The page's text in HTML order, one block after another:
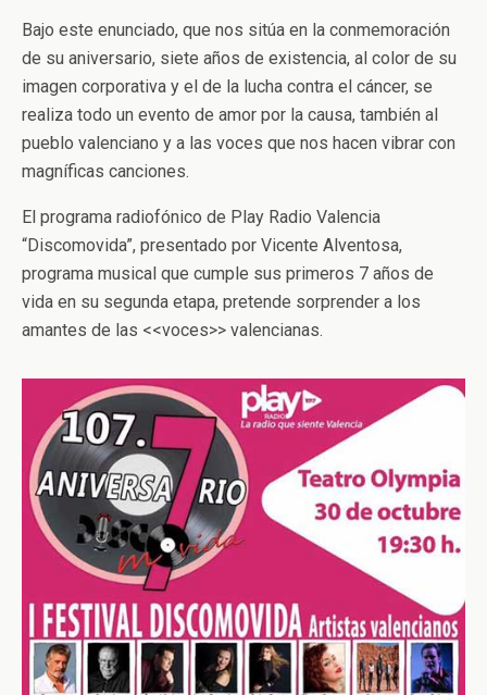
Bajo este enunciado, que nos sitúa en la conmemoración
de su aniversario, siete años de existencia, al color de su
imagen corporativa y el de la lucha contra el cáncer, se
realiza todo un evento de amor por la causa, también al
pueblo valenciano y a las voces que nos hacen vibrar con
magníficas canciones.
El programa radiofónico de Play Radio Valencia
“Discomovida”, presentado por Vicente Alventosa,
programa musical que cumple sus primeros 7 años de
vida en su segunda etapa, pretende sorprender a los
amantes de las <<voces>> valencianas.